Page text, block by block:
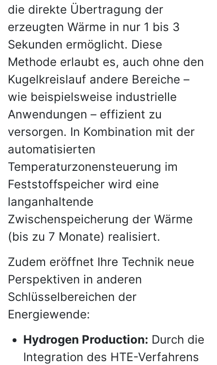
die direkte Übertragung der
erzeugten Wärme in nur 1 bis 3
Sekunden ermöglicht. Diese
Methode erlaubt es, auch ohne den
Kugelkreislauf andere Bereiche –
wie beispielsweise industrielle
Anwendungen – effizient zu
versorgen. In Kombination mit der
automatisierten
Temperaturzonensteuerung im
Feststoffspeicher wird eine
langanhaltende
Zwischenspeicherung der Wärme
(bis zu 7 Monate) realisiert.
Zudem eröffnet Ihre Technik neue
Perspektiven in anderen
Schlüsselbereichen der
Energiewende:
Hydrogen Production: Durch die
Integration des HTE-Verfahrens